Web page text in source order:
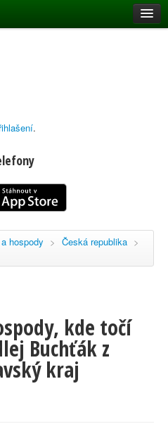
.
hospody > Česká republika >
kde točí
Buchťák z
kraj